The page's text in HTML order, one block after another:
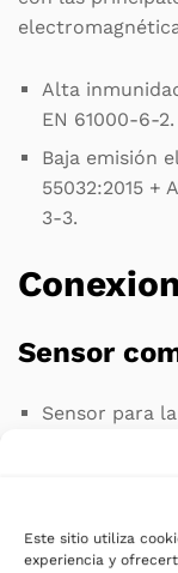
Este sitio utiliza
experiencia y
Alta
EN 61000-6-2.
Baja emisión
55032:2015 +
3-3.
Sensor
Sensor para
Cable de 2